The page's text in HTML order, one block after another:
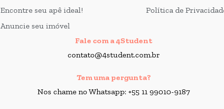
Encontre seu apê ideal!
Anuncie seu imóvel
Política de
Fale com a 4Student
contato@4student.com.br
Tem uma pergunta?
Nos chame no Whatsapp: +55 11 99010-9187